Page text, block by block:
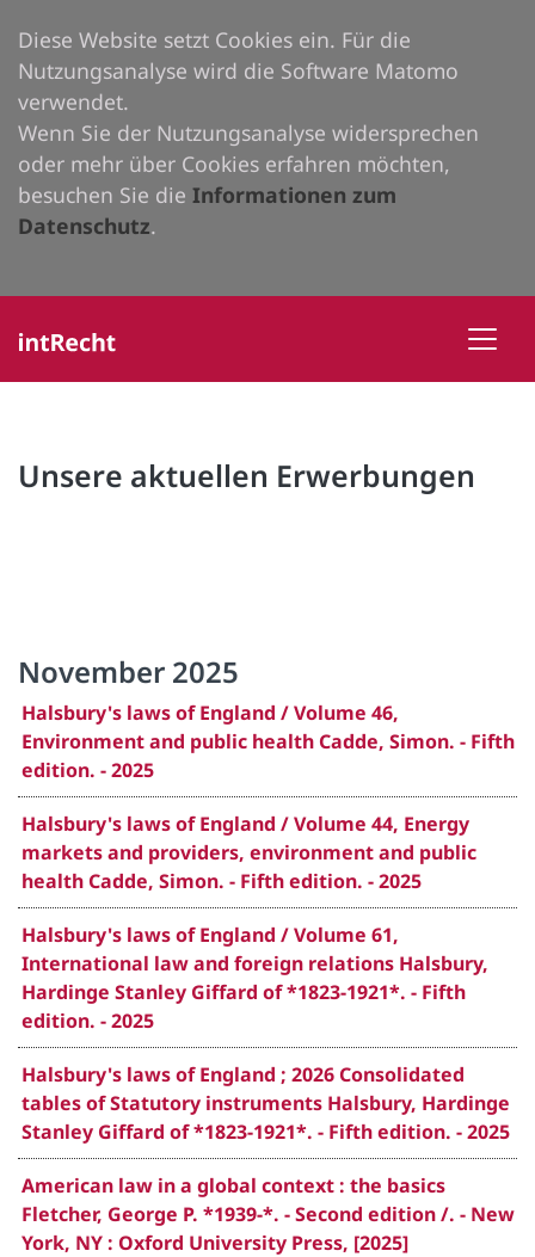
Diese Website setzt Cookies ein. Für die
Nutzungsanalyse wird die Software Matomo
verwendet.
Wenn Sie der Nutzungsanalyse widersprechen
oder mehr über Cookies erfahren möchten,
besuchen Sie die Informationen zum
Datenschutz.
Unsere aktuellen Erwerbungen
November 2025
Halsbury's laws of England / Volume 46,
Environment and public health Cadde, Simon. - Fifth
edition. - 2025
Halsbury's laws of England / Volume 44, Energy
markets and providers, environment and public
health Cadde, Simon. - Fifth edition. - 2025
Halsbury's laws of England / Volume 61,
International law and foreign relations Halsbury,
Hardinge Stanley Giffard of *1823-1921*. - Fifth
edition. - 2025
Halsbury's laws of England ; 2026 Consolidated
tables of Statutory instruments Halsbury, Hardinge
Stanley Giffard of *1823-1921*. - Fifth edition. - 2025
American law in a global context : the basics
Fletcher, George P. *1939-*. - Second edition /. - New
York, NY : Oxford University Press, [2025]